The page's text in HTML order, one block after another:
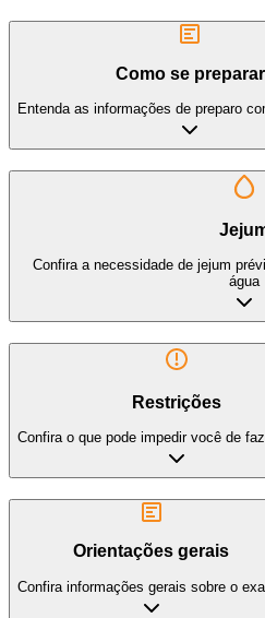
Como se preparar
Entenda as informações de preparo
Confira a necessidade de jejum
água
Restrições
Confira o que pode impedir você de
Orientações gerais
Confira informações gerais sobre o